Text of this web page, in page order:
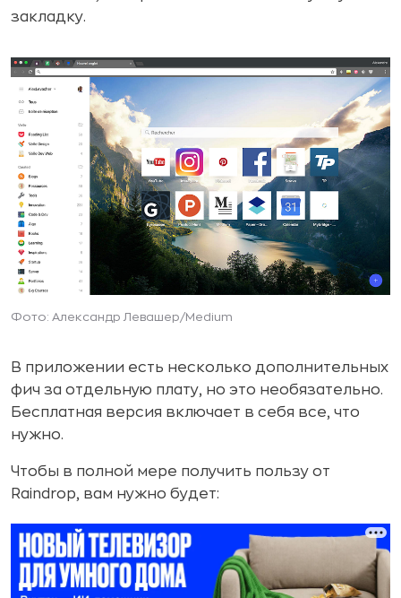
закладку.
Фото: Александр Левашер/Medium
В приложении есть несколько дополнительных
фич за отдельную плату, но это необязательно.
Бесплатная версия включает в себя все, что
нужно.
Чтобы в полной мере получить пользу от
Raindrop, вам нужно будет: